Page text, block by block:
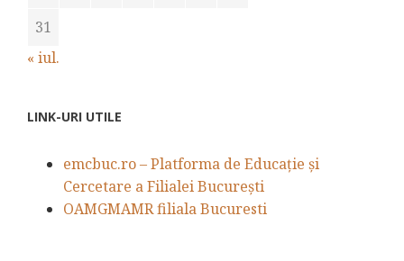
31
« iul.
LINK-URI UTILE
emcbuc.ro – Platforma de Educație și
Cercetare a Filialei București
OAMGMAMR filiala Bucuresti